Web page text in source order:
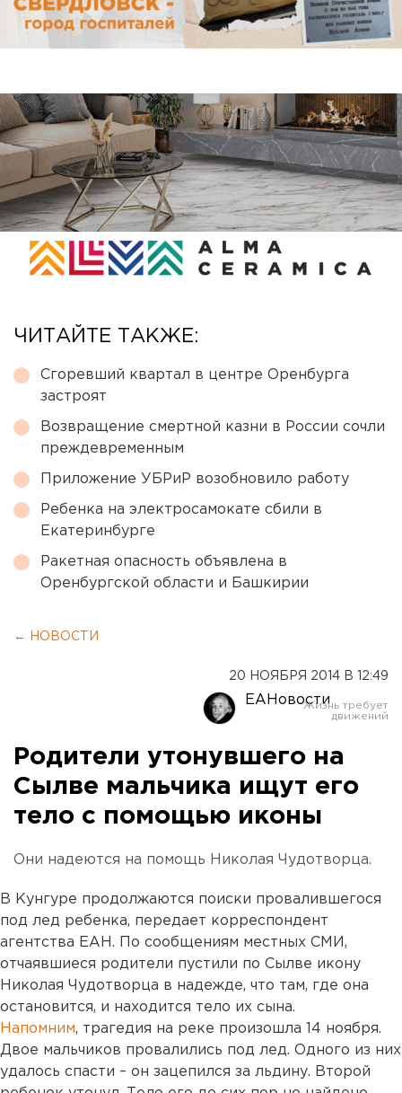
ЧИТАЙТЕ ТАКЖЕ:
Сгоревший квартал в центре Оренбурга
застроят
Возвращение смертной казни в России сочли
преждевременным
Приложение УБРиР возобновило работу
Ребенка на электросамокате сбили в
Екатеринбурге
Ракетная опасность объявлена в
Оренбургской области и Башкирии
← НОВОСТИ
20 НОЯБРЯ 2014 В 12:49
ЕАНовости
Родители утонувшего на
Сылве мальчика ищут его
тело с помощью иконы
Они надеются на помощь Николая Чудотворца.
В Кунгуре продолжаются поиски провалившегося
под лед ребенка, передает корреспондент
агентства ЕАН. По сообщениям местных СМИ,
отчаявшиеся родители пустили по Сылве икону
Николая Чудотворца в надежде, что там, где она
остановится, и находится тело их сына.
Напомним, трагедия на реке произошла 14 ноября.
Двое мальчиков провалились под лед. Одного из них
удалось спасти – он зацепился за льдину. Второй